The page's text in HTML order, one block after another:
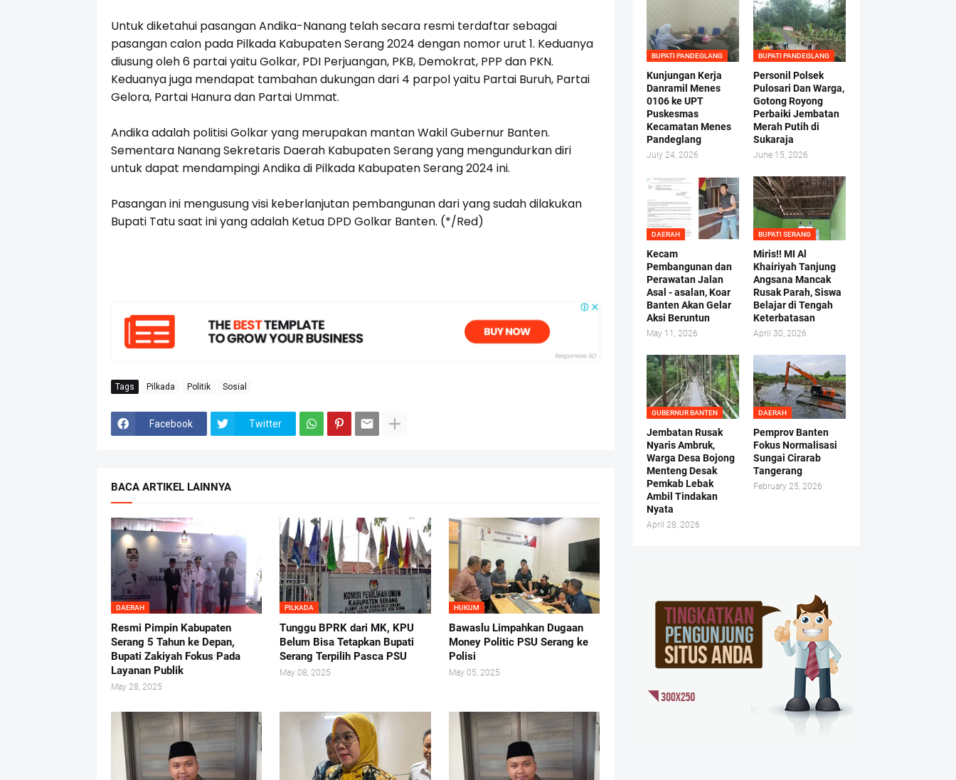
Untuk diketahui pasangan Andika-Nanang telah secara resmi terdaftar sebagai
pasangan calon pada Pilkada Kabupaten Serang 2024 dengan nomor urut 1. Keduanya
diusung oleh 6 partai yaitu Golkar, PDI Perjuangan, PKB, Demokrat, PPP dan PKN.
Keduanya juga mendapat tambahan dukungan dari 4 parpol yaitu Partai Buruh, Partai
Gelora, Partai Hanura dan Partai Ummat.
Andika adalah politisi Golkar yang merupakan mantan Wakil Gubernur Banten.
Sementara Nanang Sekretaris Daerah Kabupaten Serang yang mengundurkan diri
untuk dapat mendampingi Andika di Pilkada Kabupaten Serang 2024 ini.
Pasangan ini mengusung visi keberlanjutan pembangunan dari yang sudah dilakukan
Bupati Tatu saat ini yang adalah Ketua DPD Golkar Banten. (*/Red)
Tags Pilkada Politik Sosial
Facebook Twitter
BACA ARTIKEL LAINNYA
DAERAH
Resmi Pimpin Kabupaten
Serang 5 Tahun ke Depan,
Bupati Zakiyah Fokus Pada
Layanan Publik
May 28, 2025
PILKADA
Tunggu BPRK dari MK, KPU
Belum Bisa Tetapkan Bupati
Serang Terpilih Pasca PSU
May 08, 2025
HUKUM
Bawaslu Limpahkan Dugaan
Money Politic PSU Serang ke
Polisi
May 05, 2025
BUPATI PANDEGLANG
Kunjungan Kerja
Danramil Menes
0106 ke UPT
Puskesmas
Kecamatan Menes
Pandeglang
July 24, 2026
BUPATI PANDEGLANG
Personil Polsek
Pulosari Dan Warga,
Gotong Royong
Perbaiki Jembatan
Merah Putih di
Sukaraja
June 15, 2026
DAERAH
Kecam
Pembangunan dan
Perawatan Jalan
Asal - asalan, Koar
Banten Akan Gelar
Aksi Beruntun
May 11, 2026
BUPATI SERANG
Miris!! MI Al
Khairiyah Tanjung
Angsana Mancak
Rusak Parah, Siswa
Belajar di Tengah
Keterbatasan
April 30, 2026
GUBERNUR BANTEN
Jembatan Rusak
Nyaris Ambruk,
Warga Desa Bojong
Menteng Desak
Pemkab Lebak
Ambil Tindakan
Nyata
April 28, 2026
DAERAH
Pemprov Banten
Fokus Normalisasi
Sungai Cirarab
Tangerang
February 25, 2026